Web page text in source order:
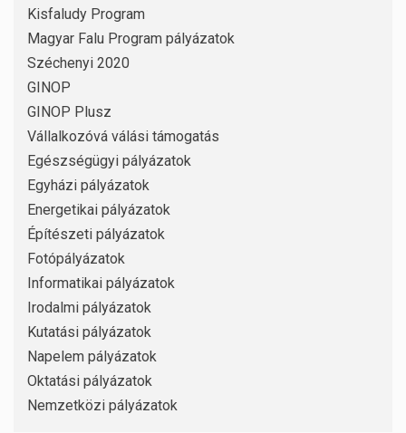
Kisfaludy Program
Magyar Falu Program pályázatok
Széchenyi 2020
GINOP
GINOP Plusz
Vállalkozóvá válási támogatás
Egészségügyi pályázatok
Egyházi pályázatok
Energetikai pályázatok
Építészeti pályázatok
Fotópályázatok
Informatikai pályázatok
Irodalmi pályázatok
Kutatási pályázatok
Napelem pályázatok
Oktatási pályázatok
Nemzetközi pályázatok